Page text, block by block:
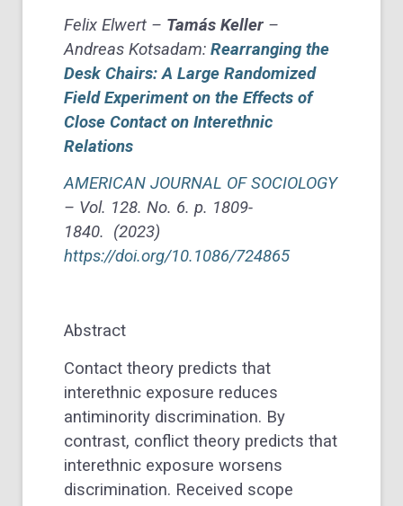
Felix Elwert – Tamás Keller –
Andreas Kotsadam: Rearranging the
Desk Chairs: A Large Randomized
Field Experiment on the Effects of
Close Contact on Interethnic
Relations
AMERICAN JOURNAL OF SOCIOLOGY
– Vol. 128. No. 6. p. 1809-
1840. (2023)
https://doi.org/10.1086/724865
Abstract
Contact theory predicts that
interethnic exposure reduces
antiminority discrimination. By
contrast, conflict theory predicts that
interethnic exposure worsens
discrimination. Received scope